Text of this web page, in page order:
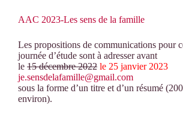
AAC 2023-Les sens de la famille
Les propositions de communications pour
journée d’étude sont à adresser avant
le 15 décembre 2022 le 25 janvier 2023
je.sensdelafamille@gmail.com
sous la forme d’un titre et d’un résumé
environ).